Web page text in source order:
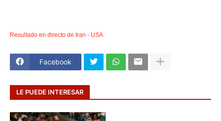
Resultado en directo de Iran - USA
Facebook
LE PUEDE INTERESAR